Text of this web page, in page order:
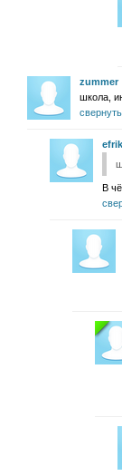
zummer
школа,
efrik
В